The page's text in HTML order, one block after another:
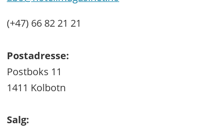
(+47) 66 82 21 21
Postadresse:
Postboks 11
1411 Kolbotn
Salg: